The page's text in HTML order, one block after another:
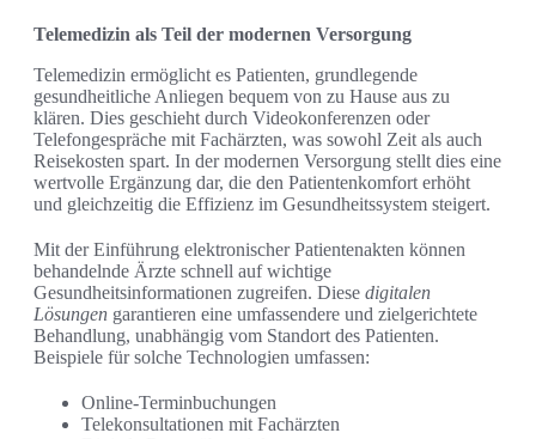
Telemedizin als Teil der modernen Versorgung
Telemedizin ermöglicht es Patienten, grundlegende
gesundheitliche Anliegen bequem von zu Hause aus zu
klären. Dies geschieht durch Videokonferenzen oder
Telefongespräche mit Fachärzten, was sowohl Zeit als auch
Reisekosten spart. In der modernen Versorgung stellt dies eine
wertvolle Ergänzung dar, die den Patientenkomfort erhöht
und gleichzeitig die Effizienz im Gesundheitssystem steigert.
Mit der Einführung elektronischer Patientenakten können
behandelnde Ärzte schnell auf wichtige
Gesundheitsinformationen zugreifen. Diese digitalen
Lösungen garantieren eine umfassendere und zielgerichtete
Behandlung, unabhängig vom Standort des Patienten.
Beispiele für solche Technologien umfassen:
Online-Terminbuchungen
Telekonsultationen mit Fachärzten